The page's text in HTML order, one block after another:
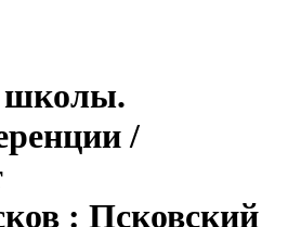
школы.
/
: Псковский